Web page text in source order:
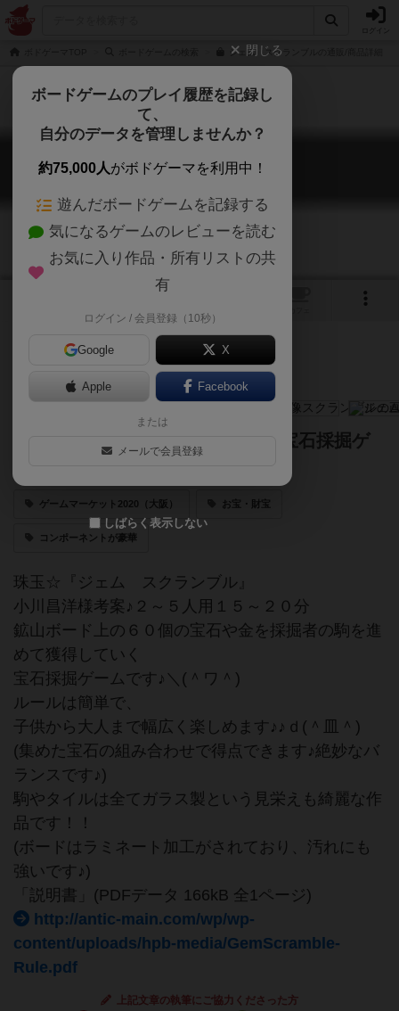
ジェム スクランブルの通販/商品詳細
ジェム スクランブル
Gem Scramble
６０個の宝石や金を獲得していく宝石採掘ゲ
ームです♪＼(＾ワ＾)
ゲームマーケット2020（大阪） お宝・財宝
コンポーネントが豪華
珠玉☆『ジェム スクランブル』
小川昌洋様考案♪２～５人用１５～２０分
鉱山ボード上の６０個の宝石や金を採掘者の駒を進
めて獲得していく
宝石採掘ゲームです♪＼(＾ワ＾)
ルールは簡単で、
子供から大人まで幅広く楽しめます♪♪ｄ(＾皿＾)
(集めた宝石の組み合わせで得点できます♪絶妙なバ
ランスです♪)
駒やタイルは全てガラス製という見栄えも綺麗な作
品です！！
(ボードはラミネート加工がされており、汚れにも
強いです♪)
「説明書」(PDFデータ 166kB 全1ページ)
http://antic-main.com/wp/wp-
content/uploads/hpb-media/GemScramble-
Rule.pdf
上記文章の執筆にご協力くださった方
閉じる
ボードゲームのプレイ履歴を記録し
て、
自分のデータを管理しませんか？
約75,000人がボドゲーマを利用中！
遊んだボードゲームを記録する
気になるゲームのレビューを読む
お気に入り作品・所有リストの共
有
ログイン / 会員登録（10秒）
Google X
Apple Facebook
または
メールで会員登録
しばらく表示しない